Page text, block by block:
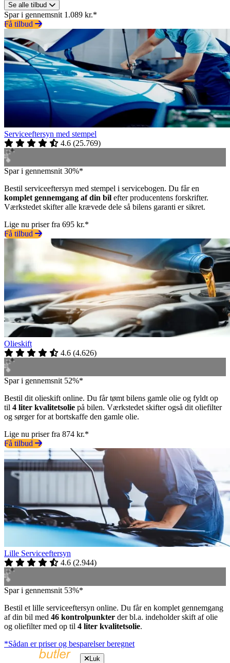
Se alle tilbud
Spar i gennemsnit 1.089 kr.*
Få tilbud
Serviceeftersyn med stempel
4.6 (25.769)
Spar i gennemsnit 30%*
Bestil serviceeftersyn med stempel i servicebogen. Du får en
komplet gennemgang af din bil efter producentens forskrifter.
Værkstedet skifter alle krævede dele så bilens garanti er sikret.
Lige nu priser fra 695 kr.*
Få tilbud
Olieskift
4.6 (4.626)
Spar i gennemsnit 52%*
Bestil dit olieskift online. Du får tømt bilens gamle olie og fyldt op
til 4 liter kvalitetsolie på bilen. Værkstedet skifter også dit oliefilter
og sørger for at bortskaffe den gamle olie.
Lige nu priser fra 874 kr.*
Få tilbud
Lille Serviceeftersyn
4.6 (2.944)
Spar i gennemsnit 53%*
Bestil et lille serviceeftersyn online. Du får en komplet gennemgang
af din bil med 46 kontrolpunkter der bl.a. indeholder skift af olie
og oliefilter med op til 4 liter kvalitetsolie.
*Sådan er priser og besparelser beregnet
Luk